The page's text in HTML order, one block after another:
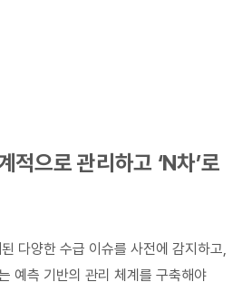
적으로 관리하고 ‘N차’로
다양한 수급 이슈를 사전에 감지하고,
예측 기반의 관리 체계를 구축해야